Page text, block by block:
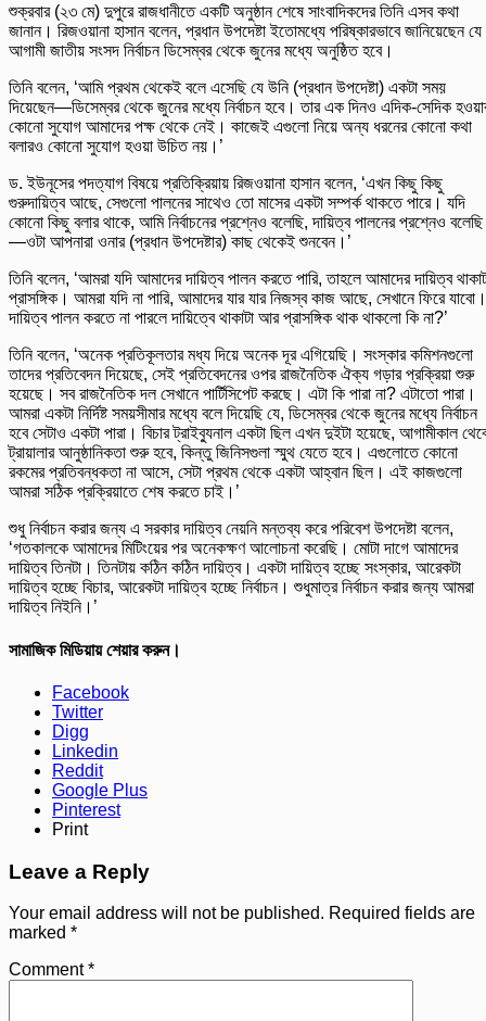
শুক্রবার (২৩ মে) দুপুরে রাজধানীতে একটি অনুষ্ঠান শেষে সাংবাদিকদের তিনি এসব কথা
জানান। রিজওয়ানা হাসান বলেন, প্রধান উপদেষ্টা ইতোমধ্যে পরিষ্কারভাবে জানিয়েছেন যে
আগামী জাতীয় সংসদ নির্বাচন ডিসেম্বর থেকে জুনের মধ্যে অনুষ্ঠিত হবে।
তিনি বলেন, ‘আমি প্রথম থেকেই বলে এসেছি যে উনি (প্রধান উপদেষ্টা) একটা সময়
দিয়েছেন—ডিসেম্বর থেকে জুনের মধ্যে নির্বাচন হবে। তার এক দিনও এদিক-সেদিক
কোনো সুযোগ আমাদের পক্ষ থেকে নেই। কাজেই এগুলো নিয়ে অন্য ধরনের কোনো কথা
বলারও কোনো সুযোগ হওয়া উচিত নয়।’
ড. ইউনূসের পদত্যাগ বিষয়ে প্রতিক্রিয়ায় রিজওয়ানা হাসান বলেন, ‘এখন কিছু কিছু
গুরুদায়িত্ব আছে, সেগুলো পালনের সাথেও তো মাসের একটা সম্পর্ক থাকতে পারে। যদি
কোনো কিছু বলার থাকে, আমি নির্বাচনের প্রশ্নেও বলেছি, দায়িত্ব পালনের প্রশ্নেও বলেছি
—ওটা আপনারা ওনার (প্রধান উপদেষ্টার) কাছ থেকেই শুনবেন।’
তিনি বলেন, ‘আমরা যদি আমাদের দায়িত্ব পালন করতে পারি, তাহলে আমাদের দায়িত্ব
প্রাসঙ্গিক। আমরা যদি না পারি, আমাদের যার যার নিজস্ব কাজ আছে, সেখানে ফিরে যাবো।
দায়িত্ব পালন করতে না পারলে দায়িত্বে থাকাটা আর প্রাসঙ্গিক থাক থাকলো কি না?’
তিনি বলেন, ‘অনেক প্রতিকূলতার মধ্য দিয়ে অনেক দূর এগিয়েছি। সংস্কার কমিশনগুলো
তাদের প্রতিবেদন দিয়েছে, সেই প্রতিবেদনের ওপর রাজনৈতিক ঐক্য গড়ার প্রক্রিয়া শুরু
হয়েছে। সব রাজনৈতিক দল সেখানে পার্টিসিপেট করছে। এটা কি পারা না? এটাতো পারা।
আমরা একটা নির্দিষ্ট সময়সীমার মধ্যে বলে দিয়েছি যে, ডিসেম্বর থেকে জুনের মধ্যে নির্বাচন
হবে সেটাও একটা পারা। বিচার ট্রাইব্যুনাল একটা ছিল এখন দুইটা হয়েছে, আগামীকাল
ট্রায়ালার আনুষ্ঠানিকতা শুরু হবে, কিন্তু জিনিসগুলা স্মুথ যেতে হবে। এগুলোতে কোনো
রকমের প্রতিবন্ধকতা না আসে, সেটা প্রথম থেকে একটা আহ্বান ছিল। এই কাজগুলো
আমরা সঠিক প্রক্রিয়াতে শেষ করতে চাই।’
শুধু নির্বাচন করার জন্য এ সরকার দায়িত্ব নেয়নি মন্তব্য করে পরিবেশ উপদেষ্টা বলেন,
‘গতকালকে আমাদের মিটিংয়ের পর অনেকক্ষণ আলোচনা করেছি। মোটা দাগে আমাদের
দায়িত্ব তিনটা। তিনটায় কঠিন কঠিন দায়িত্ব। একটা দায়িত্ব হচ্ছে সংস্কার, আরেকটা
দায়িত্ব হচ্ছে বিচার, আরেকটা দায়িত্ব হচ্ছে নির্বাচন। শুধুমাত্র নির্বাচন করার জন্য আমরা
দায়িত্ব নিইনি।’
সামাজিক মিডিয়ায় শেয়ার করুন।
Facebook
Twitter
Digg
Linkedin
Reddit
Google Plus
Pinterest
Print
Leave a Reply
Your email address will not be published. Required fields are
marked *
Comment*